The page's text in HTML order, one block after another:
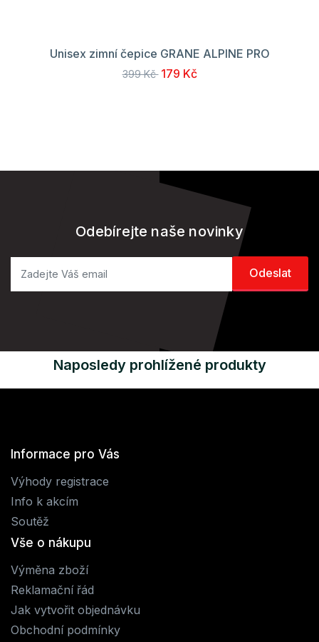
Unisex zimní čepice GRANE ALPINE PRO
399 Kč 179 Kč
Odebírejte naše novinky
Naposledy prohlížené produkty
Informace pro Vás
Výhody registrace
Info k akcím
Soutěž
Vše o nákupu
Výměna zboží
Reklamační řád
Jak vytvořit objednávku
Obchodní podmínky